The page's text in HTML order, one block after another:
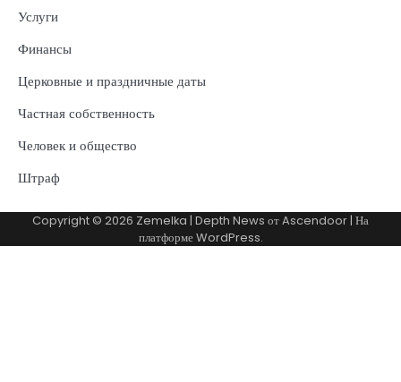
Услуги
Финансы
Церковные и праздничные даты
Частная собственность
Человек и общество
Штраф
Copyright © 2026 Zemelka | Depth News отAscendoor| На
платформеWordPress.